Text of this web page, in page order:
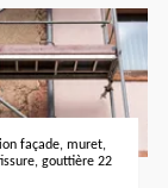
façade, muret,
gouttière 22